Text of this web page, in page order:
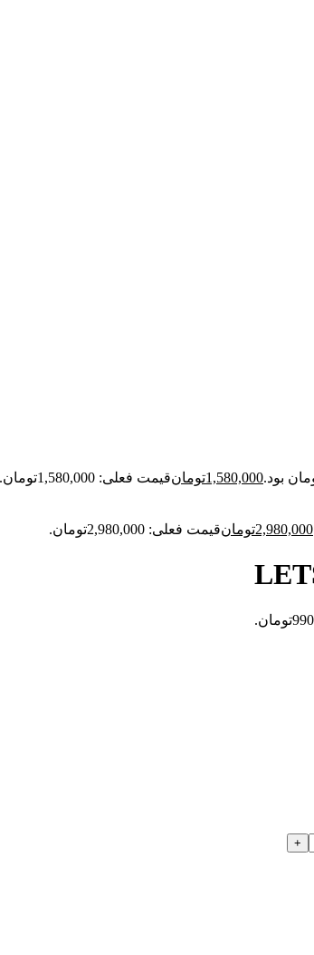
1,580,000تومانقیمت فعلی: 1,580,000تومان.
2,980,000تومانقیمت فعلی: 2,980,000تومان.